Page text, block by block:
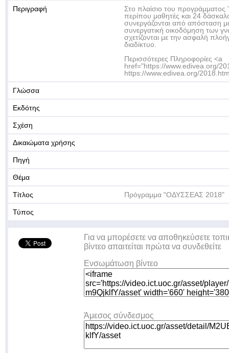
Περιγραφή
Στο πλαίσιο του
περίπου μαθητές και 24
συνεργάζονται από απόσταση
συνεργατική οικοδόμηση των
σχετίζονται με την ασφαλή
διαδίκτυο.
Περισσότερες Πληροφορίες <a
href="https://www.edivea.org/
https://www.edivea.org/
Γλώσσα
Εκδότης
Σχέση
Δικαιώματα χρήσης
Πηγή
Θέμα
Τίτλος Πρόγραμμα "ΟΔΥΣΣΕΑΣ 2018"
Τύπος
Για να μπορέσετε να αποθηκεύσετε
βίντεο απαιτείται πρώτα να συνδεθείτε
Ενσωμάτωση βίντεο
Άμεσος σύνδεσμος